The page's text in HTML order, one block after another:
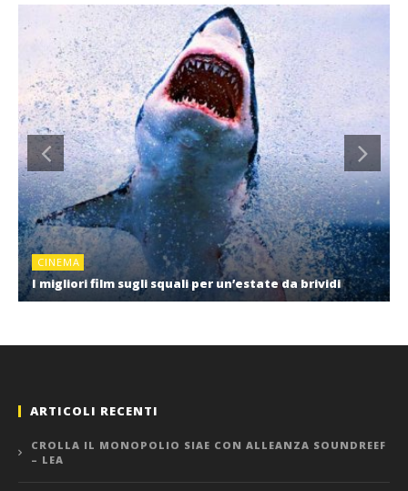
CINEMA
I migliori film sugli squali per un’estate da brividi
ARTICOLI RECENTI
CROLLA IL MONOPOLIO SIAE CON ALLEANZA SOUNDREEF
– LEA